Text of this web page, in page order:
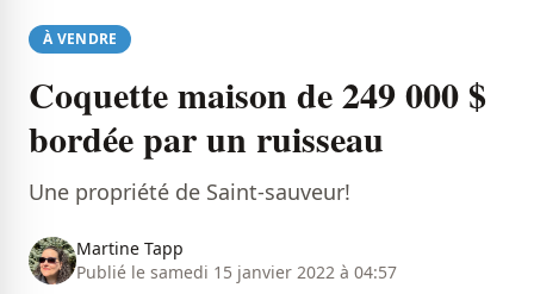
À VENDRE
Coquette maison de 249 000 $
bordée par un ruisseau
Une propriété de Saint-sauveur!
Martine Tapp
Publié le samedi 15 janvier 2022 à 04:57